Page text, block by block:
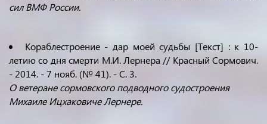
сил ВМФ России.
Кораблестроение - дар моей судьбы [Текст] : к 10-
летию со дня смерти М.И. Лернера // Красный Сормович.
- 2014. - 7 нояб. (№ 41). - С. 3.
О ветеране сормовского подводного судостроения
Михаиле Ицхаковиче Лернере.